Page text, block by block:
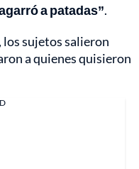
a patadas”.
sujetos salieron
a quienes quisieron